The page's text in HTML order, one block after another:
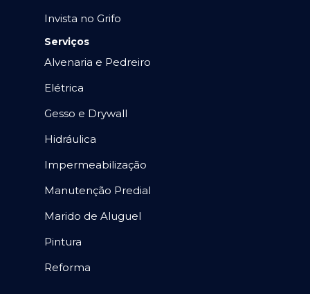
Invista no Grifo
Serviços
Alvenaria e Pedreiro
Elétrica
Gesso e Drywall
Hidráulica
Impermeabilização
Manutenção Predial
Marido de Aluguel
Pintura
Reforma